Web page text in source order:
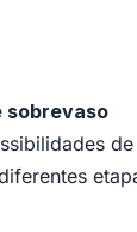
sobrevaso